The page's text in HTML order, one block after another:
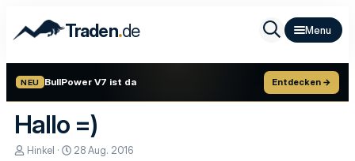
Traden.de
NEU BullPower V7 ist da Entdecken →
Hallo =)
EHinkel
E
28 Aug. 2016